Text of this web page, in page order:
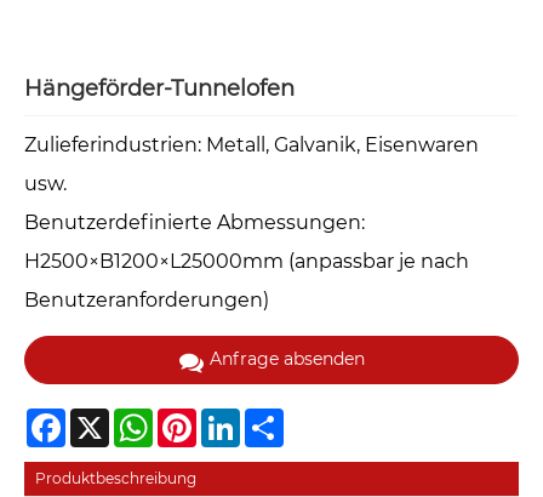
Hängeförder-Tunnelofen‌
‌Zulieferindustrien‌: Metall, Galvanik, Eisenwaren
usw.
‌Benutzerdefinierte Abmessungen‌:
H2500×B1200×L25000mm (anpassbar je nach
Benutzeranforderungen)
Anfrage absenden
Facebook
X WhatsAppPinterestLinkedIn
Produktbeschreibung